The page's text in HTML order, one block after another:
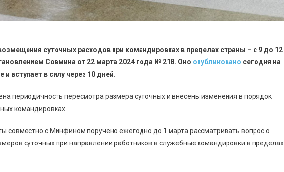
суточных расходов при командировках в пределах страны – с 9 до 12
Совмина от 22 марта 2024 года № 218. Оно опубликовано сегодня на
вступает в силу через 10 дней.
периодичность пересмотра размера суточных и внесены изменения в порядок
командировках.
совместно с Минфином поручено ежегодно до 1 марта рассматривать вопрос о
суточных при направлении работников в служебные командировки в пределах